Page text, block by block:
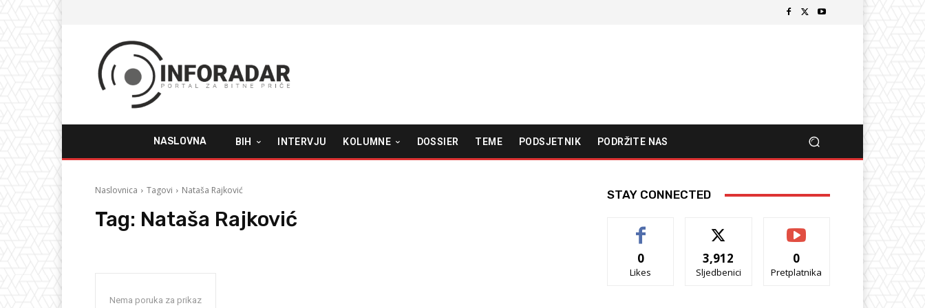
NASLOVNA BIH INTERVJU KOLUMNE DOSSIER TEME PODSJETNIK PODRŽITE NAS
Naslovnica Tagovi Nataša Rajković
Tag: Nataša Rajković
Nema poruka za prikaz
STAY CONNECTED
0
Likes
3,912
Sljedbenici
0
Pretplatnika